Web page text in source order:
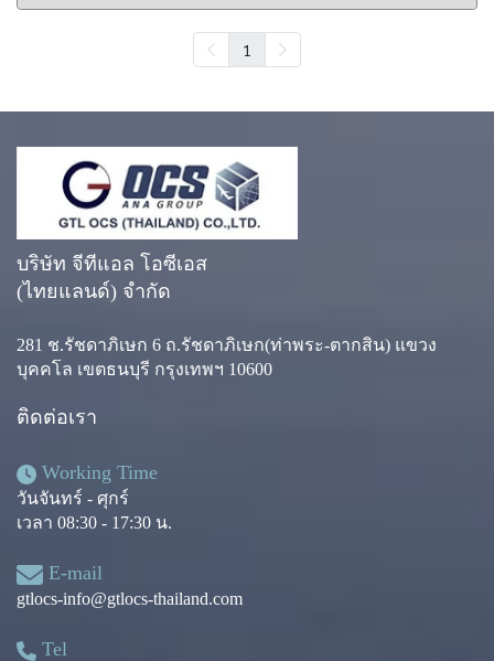
1
บริษัท จีทีแอล โอซีเอส
(ไทยแลนด์) จำกัด
281 ช.รัชดาภิเษก 6 ถ.รัชดาภิเษก(ท่าพระ-ตากสิน) แขวง
บุคคโล เขตธนบุรี กรุงเทพฯ 10600
ติดต่อเรา
Working Time
วันจันทร์ - ศุกร์
เวลา 08:30 - 17:30 น.
E-mail
gtlocs-info@gtlocs-thailand.com
Tel